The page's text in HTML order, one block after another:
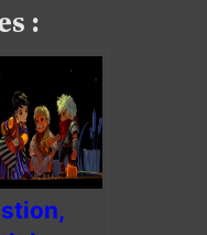
: